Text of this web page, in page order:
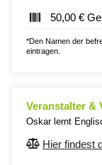
50,00 €
*Den Namen der
eintragen.
Veranstalter &
Oskar lernt
Hier findest